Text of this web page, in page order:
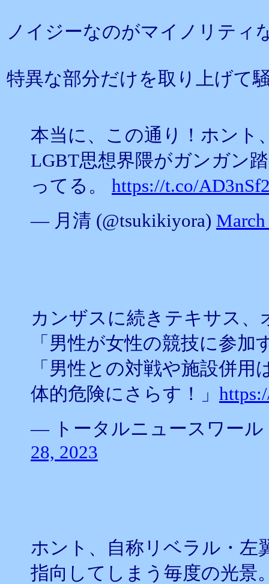
ノイジーなのがマイノリティ
特異な部分だけを取り上げて
本当に、この通り！ホント
LGBT思想界隈がガンガン
ってる。 https://t.co/
— 月清 (@tsukikiyora)
カンザスに続きテキサス
「男性が女性の競技に参
「男性との対戦や施設併
体的危険にさらす！」
— トータルニュースワール
28, 2023
ホント、自称リベラル・左
指向してしまう毎度の光景